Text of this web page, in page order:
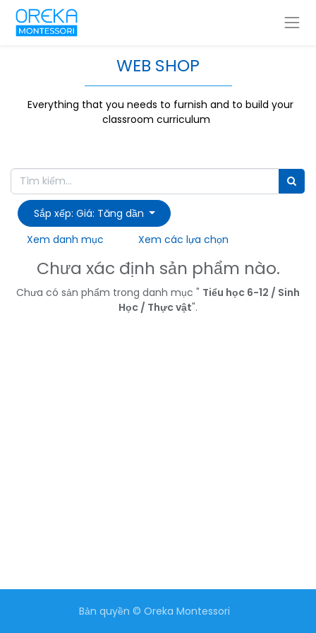
WEB SHOP
Everything that you needs to furnish and to build your
classroom curriculum
Sắp xếp: Giá: Tăng dần
Xem danh mục
Xem các lựa chọn
Chưa xác định sản phẩm nào.
Chưa có sản phẩm trong danh mục " Tiểu học 6-12 / Sinh
Học / Thực vật".
Bản quyền © Oreka Montessori